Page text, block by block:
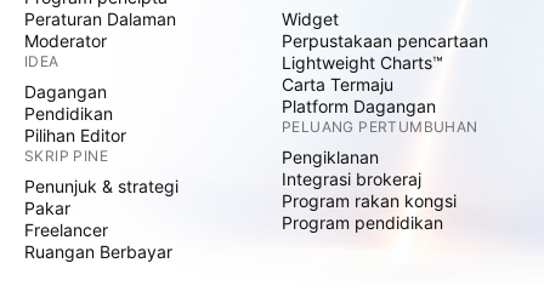
Peraturan Dalaman
Moderator
IDEA
Dagangan
Pendidikan
Pilihan Editor
SKRIP PINE
Penunjuk & strategi
Pakar
Freelancer
Ruangan Berbayar
Widget
Perpustakaan pencartaan
Lightweight Charts™
Carta Termaju
Platform Dagangan
PELUANG PERTUMBUHAN
Pengiklanan
Integrasi brokeraj
Program rakan kongsi
Program pendidikan